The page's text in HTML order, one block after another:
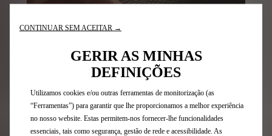
CONTINUAR SEM ACEITAR →
GERIR AS MINHAS
DEFINIÇÕES
Utilizamos cookies e/ou outras ferramentas de monitorização (as
“Ferramentas”) para garantir que lhe proporcionamos a melhor experiência
no nosso website. Estas permitem-nos fornecer-lhe funcionalidades
essenciais, tais como segurança, gestão de rede e acessibilidade. As